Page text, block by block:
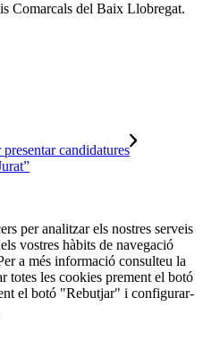
Comarcals del Baix Llobregat.
candidatures
per analitzar els nostres serveis
vostres hàbits de navegació
a més informació consulteu la
totes les cookies prement el botó
el botó "Rebutjar" i configurar-